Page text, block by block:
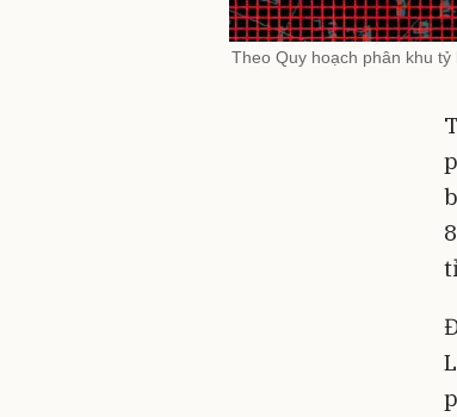
Theo Quy hoạch phân khu